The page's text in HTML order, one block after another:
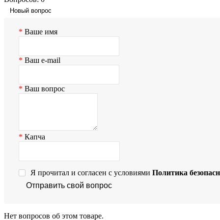
Новый вопрос
Ваше имя
Ваш e-mail
Ваш вопрос
Капча
Я прочитал и согласен с условиями Политика
Отправить свой вопрос
Нет вопросов об этом товаре.